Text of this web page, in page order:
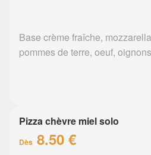
Base crème fraîche,
pommes de terre, oeuf, oignons
Pizza chèvre miel solo
Dès 8.50 €